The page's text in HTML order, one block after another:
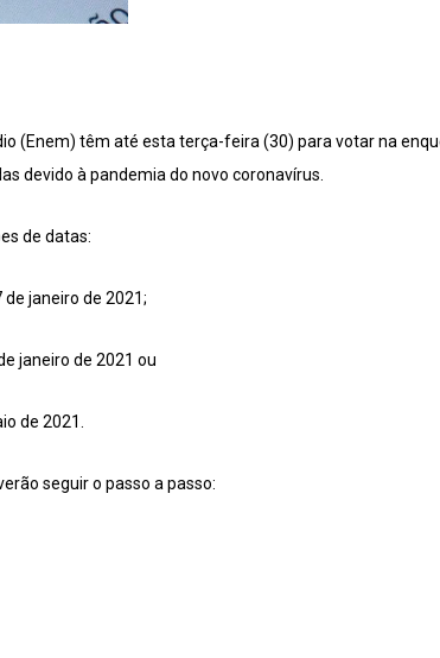
(Enem) têm até esta terça-feira (30) para votar na
devido à pandemia do novo coronavírus.
de datas:
janeiro de 2021;
janeiro de 2021 ou
de 2021.
seguir o passo a passo: